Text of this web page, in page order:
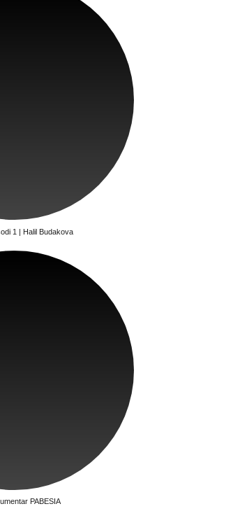
1 | Halil Budakova
PABESIA